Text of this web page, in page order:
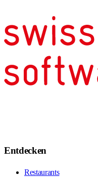
Entdecken
Restaurants